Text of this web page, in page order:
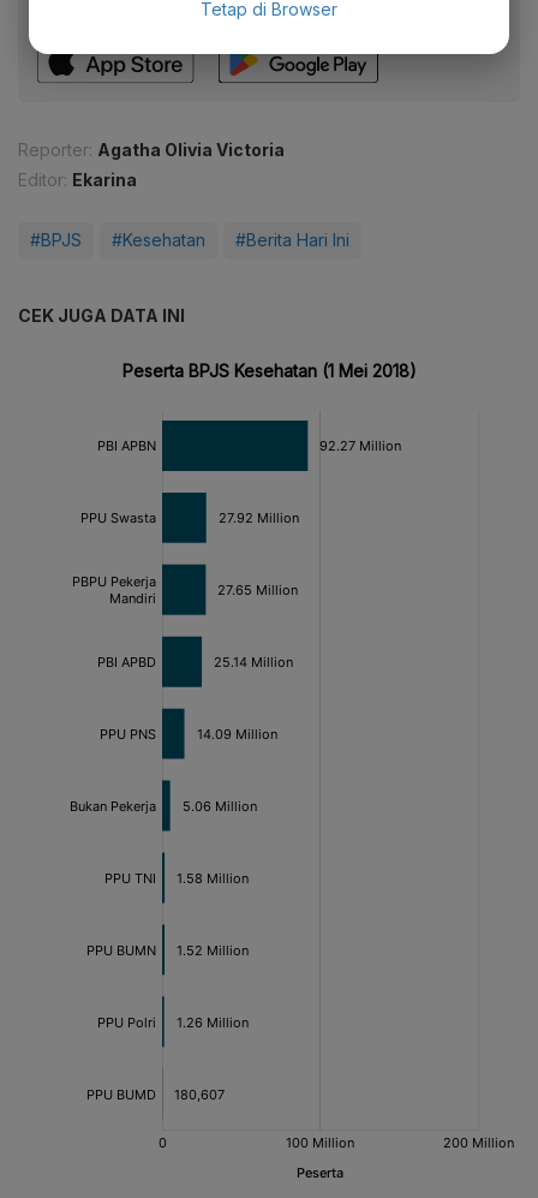
fitur menarik lainnya lewat aplikasi mobile Katadata.
Reporter: Agatha Olivia Victoria
Editor: Ekarina
#BPJS #Kesehatan #Berita Hari Ini
CEK JUGA DATA INI
Tetap di Browser